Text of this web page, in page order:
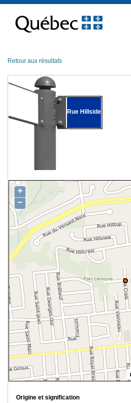
contenu
Retour aux résultats
Rue Hillside
+
−
Origine et signification